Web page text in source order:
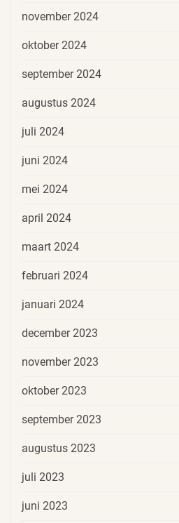
november 2024
oktober 2024
september 2024
augustus 2024
juli 2024
juni 2024
mei 2024
april 2024
maart 2024
februari 2024
januari 2024
december 2023
november 2023
oktober 2023
september 2023
augustus 2023
juli 2023
juni 2023